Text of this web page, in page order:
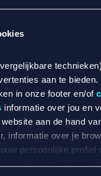
aan te
in onze footer en/of
informatie over jou en
aan de hand
informatie over je
persoonlijke profiel